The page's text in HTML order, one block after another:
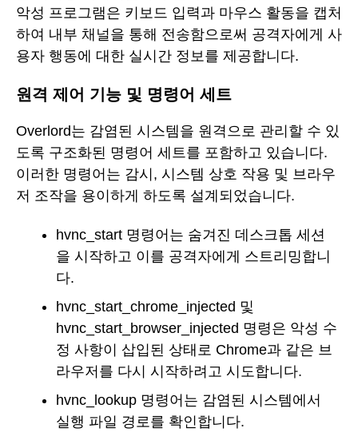
악성 프로그램은 키보드 입력과 마우스 활동을 캡처
하여 내부 채널을 통해 전송함으로써 공격자에게 사
용자 행동에 대한 실시간 정보를 제공합니다.
원격 제어 기능 및 명령어 세트
Overlord는 감염된 시스템을 원격으로 관리할 수 있
도록 구조화된 명령어 세트를 포함하고 있습니다.
이러한 명령어는 감시, 시스템 상호 작용 및 브라우
저 조작을 용이하게 하도록 설계되었습니다.
hvnc_start 명령어는 숨겨진 데스크톱 세션
을 시작하고 이를 공격자에게 스트리밍합니
다.
hvnc_start_chrome_injected 및
hvnc_start_browser_injected 명령은 악성 수
정 사항이 삽입된 상태로 Chrome과 같은 브
라우저를 다시 시작하려고 시도합니다.
hvnc_lookup 명령어는 감염된 시스템에서
실행 파일 경로를 확인합니다.